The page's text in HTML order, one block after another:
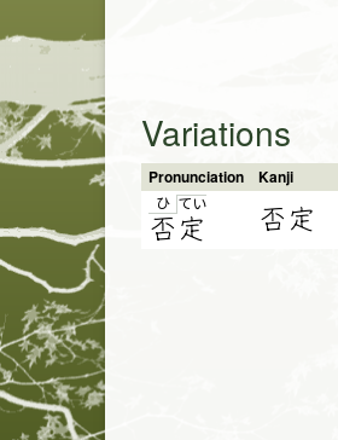
Variations
Pronunciation Kanji
ひ
否
て い
定 否定